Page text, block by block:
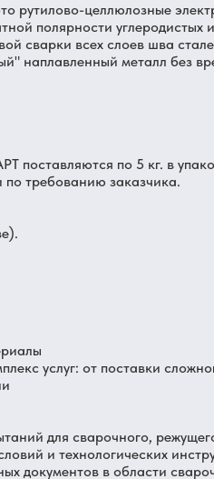
рутилово-целлюлозные
полярности
сварки всех слоев шва
наплавленный металл без
поставляются по 5 кг. в
по требованию заказчика.
услуг: от поставки
для сварочного,
и технологических
документов в области